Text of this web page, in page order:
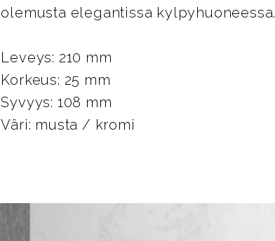
olemusta elegantissa kylpyhuoneessa.
Leveys: 210 mm
Korkeus: 25 mm
Syvyys: 108 mm
Väri: musta / kromi